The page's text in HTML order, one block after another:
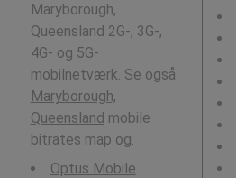
Maryborough,
Queensland 2G-, 3G-,
4G- og 5G-
mobilnetværk. Se også:
Maryborough,
Queensland mobile
bitrates map og.
Optus Mobile